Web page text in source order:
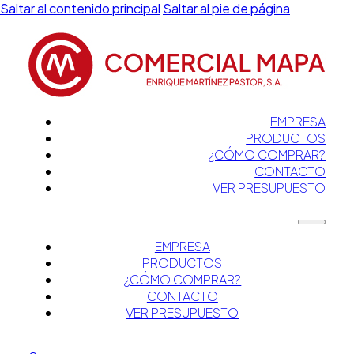
Saltar al contenido principal Saltar al pie de página
EMPRESA
PRODUCTOS
¿CÓMO COMPRAR?
CONTACTO
VER PRESUPUESTO
EMPRESA
PRODUCTOS
¿CÓMO COMPRAR?
CONTACTO
VER PRESUPUESTO